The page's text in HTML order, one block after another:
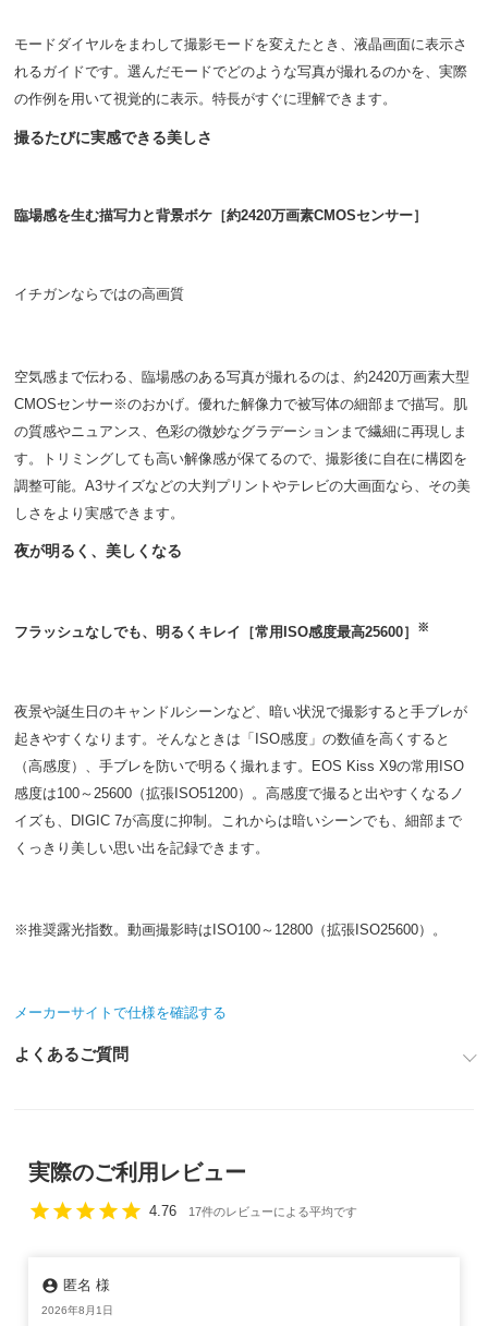
モードダイヤルをまわして撮影モードを変えたとき、液晶画面に表示さ
れるガイドです。選んだモードでどのような写真が撮れるのかを、実際
の作例を用いて視覚的に表示。特長がすぐに理解できます。
撮るたびに実感できる美しさ
臨場感を生む描写力と背景ボケ［約2420万画素CMOSセンサー］
イチガンならではの高画質
空気感まで伝わる、臨場感のある写真が撮れるのは、約2420万画素大型
CMOSセンサー※のおかげ。優れた解像力で被写体の細部まで描写。肌
の質感やニュアンス、色彩の微妙なグラデーションまで繊細に再現しま
す。トリミングしても高い解像感が保てるので、撮影後に自在に構図を
調整可能。A3サイズなどの大判プリントやテレビの大画面なら、その美
しさをより実感できます。
夜が明るく、美しくなる
フラッシュなしでも、明るくキレイ［常用ISO感度最高25600］ ※
夜景や誕生日のキャンドルシーンなど、暗い状況で撮影すると手ブレが
起きやすくなります。そんなときは「ISO感度」の数値を高くすると
（高感度）、手ブレを防いで明るく撮れます。EOS Kiss X9の常用ISO
感度は100～25600（拡張ISO51200）。高感度で撮ると出やすくなるノ
イズも、DIGIC 7が高度に抑制。これからは暗いシーンでも、細部まで
くっきり美しい思い出を記録できます。
※推奨露光指数。動画撮影時はISO100～12800（拡張ISO25600）。
メーカーサイトで仕様を確認する
よくあるご質問
実際のご利用レビュー
starstarstarstarstar 4.76 17件のレビューによる平均です
account_circle 匿名 様
2026年8月1日